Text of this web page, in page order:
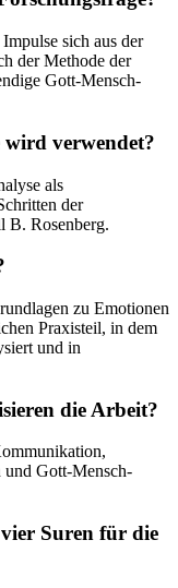
sich aus der
der Methode der
Gott-Mensch-
wird verwendet?
als
der
B. Rosenberg.
zu Emotionen
Praxisteil, in dem
und in
die Arbeit?
und Gott-Mensch-
Suren für die